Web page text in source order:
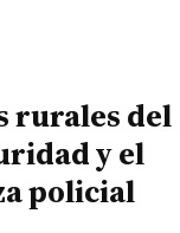
rurales del
y el
policial